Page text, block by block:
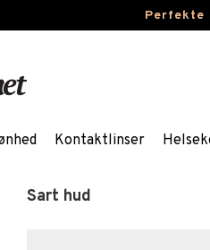
Perfekte
Kontaktlinser
Sart hud